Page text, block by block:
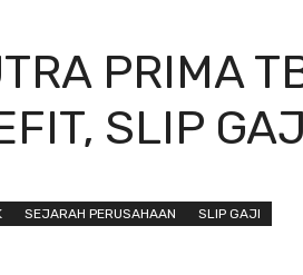
PRIMA
SLIP
SEJARAH PERUSAHAAN SLIP GAJI